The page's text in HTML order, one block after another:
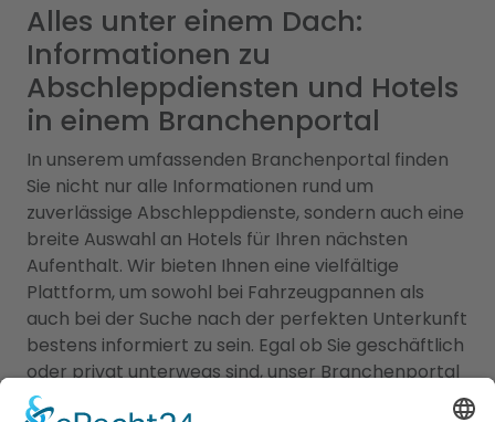
Alles unter einem Dach:
Informationen zu
Abschleppdiensten und Hotels
in einem Branchenportal
In unserem umfassenden Branchenportal finden
Sie nicht nur alle Informationen rund um
zuverlässige Abschleppdienste, sondern auch eine
breite Auswahl an Hotels für Ihren nächsten
Aufenthalt. Wir bieten Ihnen eine vielfältige
Plattform, um sowohl bei Fahrzeugpannen als
auch bei der Suche nach der perfekten Unterkunft
bestens informiert zu sein. Egal ob Sie geschäftlich
oder privat unterwegs sind, unser Branchenportal
präsentiert Ihnen eine Vielzahl von Hotels in